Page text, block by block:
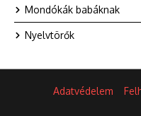
Mondókák babáknak
Nyelvtörők
Adatvédelem